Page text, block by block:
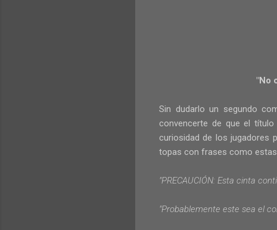
"No
Sin dudarlo un segundo
convencerte de que el
curiosidad de los jugadores
topas con frases como
"PRECAUCIÓN: Esta cinta
"Probablemente este sea el